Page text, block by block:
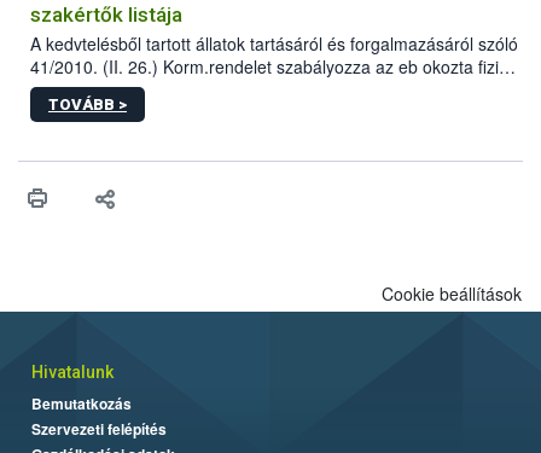
szakértők listája
A kedvtelésből tartott állatok tartásáról és forgalmazásáról szóló
41/2010. (II. 26.) Korm.rendelet szabályozza az eb okozta fizikai
sérülés, illetve ennek veszélye keletkezésekor felmerülő
hatósági feladatokat, valamint a veszélyes eb tartását és annak
vonni az ebek viselkedésének megítélésében jártas szakértőt.
TOVÁBB >
Cookie beállítások
Hivatalunk
Bemutatkozás
Szervezeti felépítés